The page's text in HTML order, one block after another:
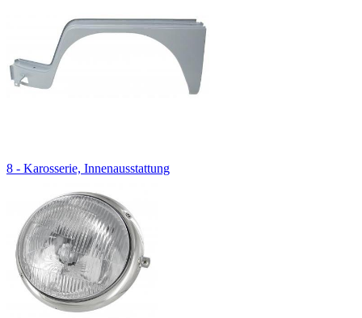
8 - Karosserie, Innenausstattung